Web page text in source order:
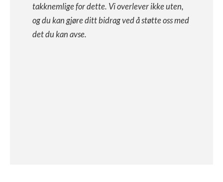
takknemlige for dette. Vi overlever ikke uten,
og du kan gjøre ditt bidrag ved å støtte oss med
det du kan avse.